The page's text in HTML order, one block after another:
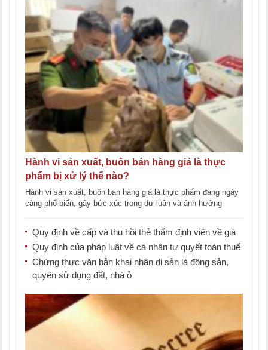
Hành vi sản xuất, buôn bán hàng giả là thực
phẩm bị xử lý thế nào?
Hành vi sản xuất, buôn bán hàng giả là thực phẩm đang ngày
càng phổ biến, gây bức xúc trong dư luận và ảnh hưởng
Quy định về cấp và thu hồi thẻ thẩm định viên về giá
Quy định của pháp luật về cá nhân tự quyết toán thuế
Chứng thực văn bản khai nhận di sản là động sản,
quyên sử dụng đất, nhà ở